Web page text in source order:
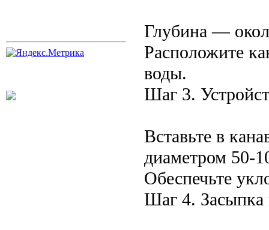
Глубина —
Расположите
воды.
Шаг 3.
Вставьте в
диаметром 50-
Обеспечьте
Шаг 4. Засыпка